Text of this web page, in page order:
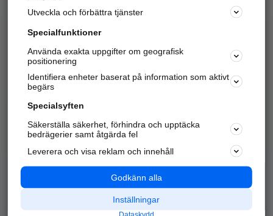
Marknadsför företaget
Kom igång och annonsera mot
samarbetspartners nära dig.
Alla kategorier
Populära sökningar
API & Kartor
Annonsera
Integritet
Nödnummer
Utveckla och förbättra tjänster
Specialfunktioner
Använda exakta uppgifter om geografisk
positionering
Identifiera enheter baserat på information som aktivt
begärs
Specialsyften
Säkerställa säkerhet, förhindra och upptäcka
bedrägerier samt åtgärda fel
Leverera och visa reklam och innehåll
Godkänn alla
Inställningar
Dataskydd